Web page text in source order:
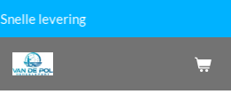
Snelle levering